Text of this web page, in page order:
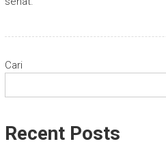
Cari
Recent Posts